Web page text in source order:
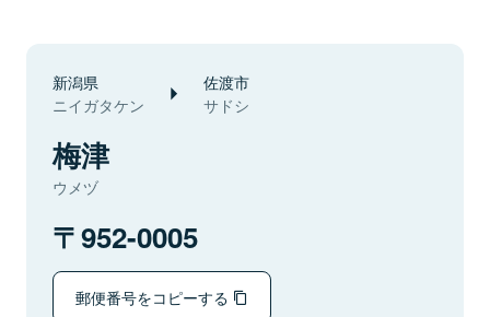
新潟県
ニイガタケン
佐渡市
サドシ
梅津
ウメヅ
952-0005
郵便番号をコピーする